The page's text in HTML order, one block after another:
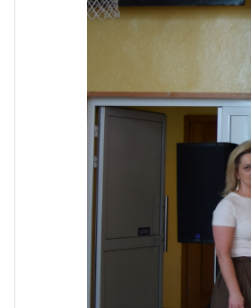
Dni Otwarte w „Staszicu” za
Informatycy zapraszają do
Staszica w Iłży!